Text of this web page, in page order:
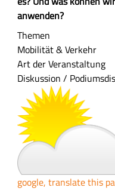
m
m
e
n
f
s
u
n
g
anwenden?
Themen
Mobilität & Verkehr
Art der Veranstaltung
Diskussion /
google, translate this